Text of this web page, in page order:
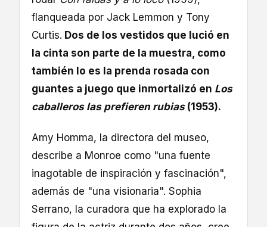
flanqueada por Jack Lemmon y Tony
Curtis. Dos de los vestidos que lució en
la cinta son parte de la muestra, como
también lo es la prenda rosada con
guantes a juego que inmortalizó en Los
caballeros las prefieren rubias (1953).
Amy Homma, la directora del museo,
describe a Monroe como "una fuente
inagotable de inspiración y fascinación",
además de "una visionaria". Sophia
Serrano, la curadora que ha explorado la